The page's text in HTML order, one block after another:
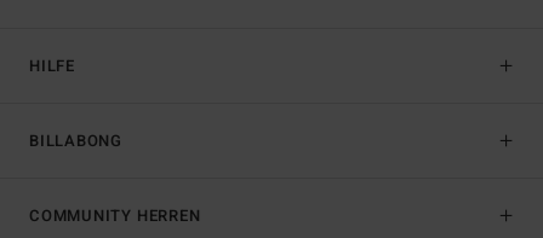
HILFE
BILLABONG
COMMUNITY HERREN